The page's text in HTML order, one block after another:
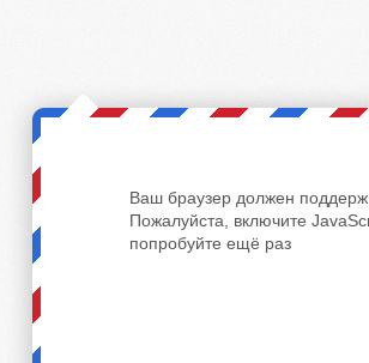
Ваш браузер должен
Пожалуйста, включите
попробуйте ещё раз